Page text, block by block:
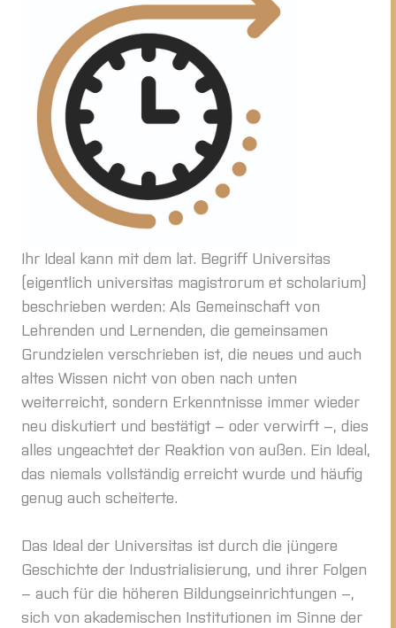
Ihr Ideal kann mit dem lat. Begriff Universitas
(eigentlich universitas magistrorum et scholarium)
beschrieben werden: Als Gemeinschaft von
Lehrenden und Lernenden, die gemeinsamen
Grundzielen verschrieben ist, die neues und auch
altes Wissen nicht von oben nach unten
weiterreicht, sondern Erkenntnisse immer wieder
neu diskutiert und bestätigt – oder verwirft –, dies
alles ungeachtet der Reaktion von außen. Ein Ideal,
das niemals vollständig erreicht wurde und häufig
genug auch scheiterte.
Das Ideal der Universitas ist durch die jüngere
Geschichte der Industrialisierung, und ihrer Folgen
– auch für die höheren Bildungseinrichtungen –,
sich von akademischen Institutionen im Sinne der